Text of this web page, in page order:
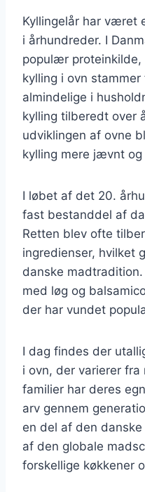
Kyllingelår har været
i århundreder. I
populær
kylling i ovn
almindelige i
kylling tilberedt over
udviklingen af ovne
kylling mere jævnt
I løbet af det 20.
fast bestanddel af
Retten blev ofte
ingredienser, hvilket
danske
med løg og
der har vundet
I dag findes der
i ovn, der varierer fra
familier har deres
arv gennem
en del af den
af den globale
forskellige køkkener